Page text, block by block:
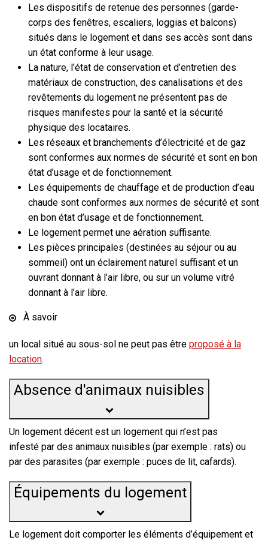
Les dispositifs de retenue des personnes (garde-
corps des fenêtres, escaliers, loggias et balcons)
situés dans le logement et dans ses accès sont dans
un état conforme à leur usage.
La nature, l’état de conservation et d’entretien des
matériaux de construction, des canalisations et des
revêtements du logement ne présentent pas de
risques manifestes pour la santé et la sécurité
physique des locataires.
Les réseaux et branchements d’électricité et de gaz
sont conformes aux normes de sécurité et sont en bon
état d’usage et de fonctionnement.
Les équipements de chauffage et de production d’eau
chaude sont conformes aux normes de sécurité et sont
en bon état d’usage et de fonctionnement.
Le logement permet une aération suffisante.
Les pièces principales (destinées au séjour ou au
sommeil) ont un éclairement naturel suffisant et un
ouvrant donnant à l’air libre, ou sur un volume vitré
donnant à l’air libre.
À savoir
un local situé au sous-sol ne peut pas être proposé à la
location.
Absence d'animaux nuisibles
Un logement décent est un logement qui n’est pas
infesté par des animaux nuisibles (par exemple : rats) ou
par des parasites (par exemple : puces de lit, cafards).
Équipements du logement
Le logement doit comporter les éléments d’équipement et